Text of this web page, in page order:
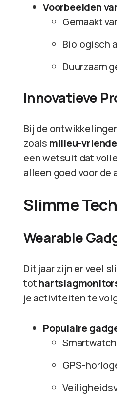
Voorbeelden
Gemaakt
Biologisch
Duurzaam
Innovatieve
Bij de
zoals milieu-
een wetsuit dat
alleen goed voor de
Slimme
Wearable
Dit jaar zijn er veel
tot
je activiteiten te
Populaire
GPS-